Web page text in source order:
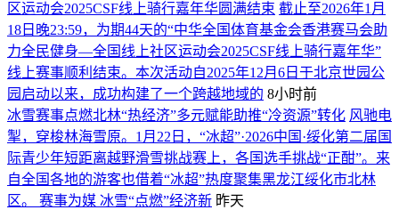
区运动会2025CSF线上骑行嘉年华圆满结束 截止至2026年1月
18日晚23:59，为期44天的“中华全国体育基金会香港赛马会助
力全民健身—全国线上社区运动会2025CSF线上骑行嘉年华”
线上赛事顺利结束。本次活动自2025年12月6日于北京世园公
园启动以来，成功构建了一个跨越地域的 8小时前
冰雪赛事点燃北林“热经济”多元赋能助推“冷资源”转化 风驰电
掣，穿梭林海雪原。1月22日，“冰超”·2026中国·绥化第二届国
际青少年短距离越野滑雪挑战赛上，各国选手挑战“正酣”。来
自全国各地的游客也借着“冰超”热度聚集黑龙江绥化市北林
区。 赛事为媒 冰雪“点燃”经济新 昨天